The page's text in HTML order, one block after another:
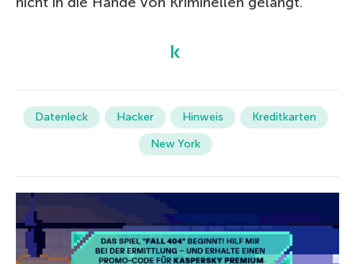
Datenleck Hacker Hinweis
Kreditkarten
New York